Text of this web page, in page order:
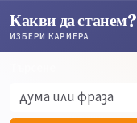
Какви да станем?
ИЗБЕРИ КАРИЕРА